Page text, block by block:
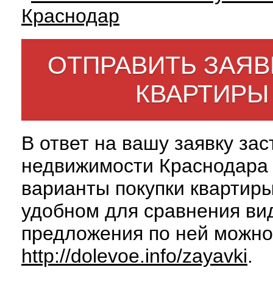
ОТПРАВИТЬ
В ответ на вашу заявку
недвижимости
варианты покупки
удобном для сравнения
предложения по ней
http://dolevoe.info/zayavki.